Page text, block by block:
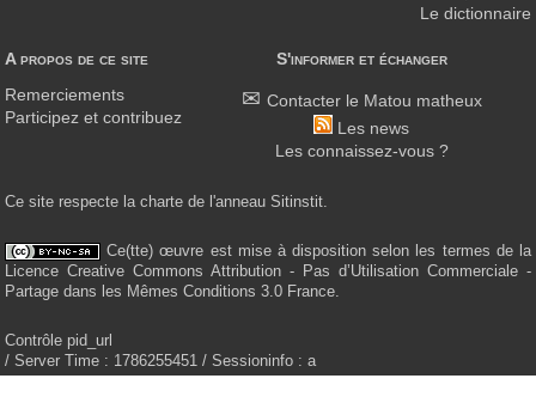
A propos de ce site
Remerciements
Participez et contribuez
S'informer et échanger
Contacter le Matou matheux
Les news
Les connaissez-vous ?
Le dictionnaire
Ce site respecte la charte de l'anneau Sitinstit.
Ce(tte) œuvre est mise à disposition selon les termes de la
Licence Creative Commons Attribution - Pas d’Utilisation Commerciale -
Partage dans les Mêmes Conditions 3.0 France.
Contrôle pid_url
/ Server Time : 1786255451 / Sessioninfo : a